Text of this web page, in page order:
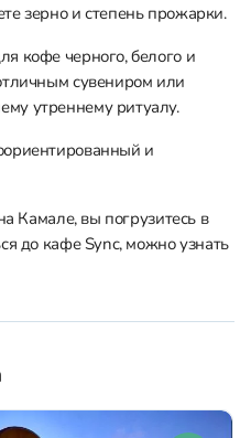
зерно и степень прожарки.
кофе черного, белого и
сувениром или
утреннему ритуалу.
и
Камале, вы погрузитесь в
до кафе Sync, можно узнать